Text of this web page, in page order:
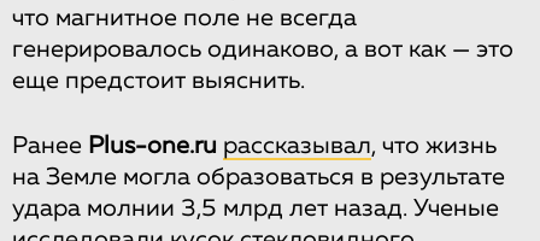
что магнитное поле не всегда
генерировалось одинаково, а вот как — это
еще предстоит выяснить.
Ранее Plus-one.ru рассказывал, что жизнь
на Земле могла образоваться в результате
удара молнии 3,5 млрд лет назад. Ученые